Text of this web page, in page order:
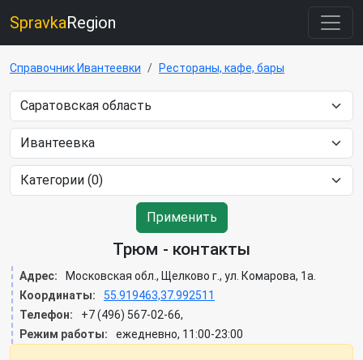
SpravkaRegion
Справочник Ивантеевки Рестораны, кафе, бары
Применить
Трюм - контакты
Адрес:
Московская обл., Щелково г., ул. Комарова, 1а.
Координаты:
55.919463,37.992511
Телефон:
+7 (496) 567-02-66,
Режим работы:
ежедневно, 11:00-23:00